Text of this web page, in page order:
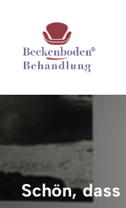
Schön,